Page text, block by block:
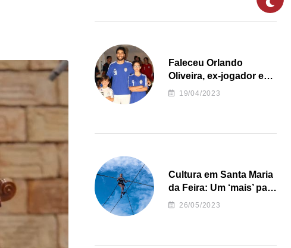
Faleceu Orlando
Oliveira, ex-jogador e
treinador da formação
19/04/2023
Cultura em Santa Maria
da Feira: Um ‘mais’ para
o Concelho
26/05/2023